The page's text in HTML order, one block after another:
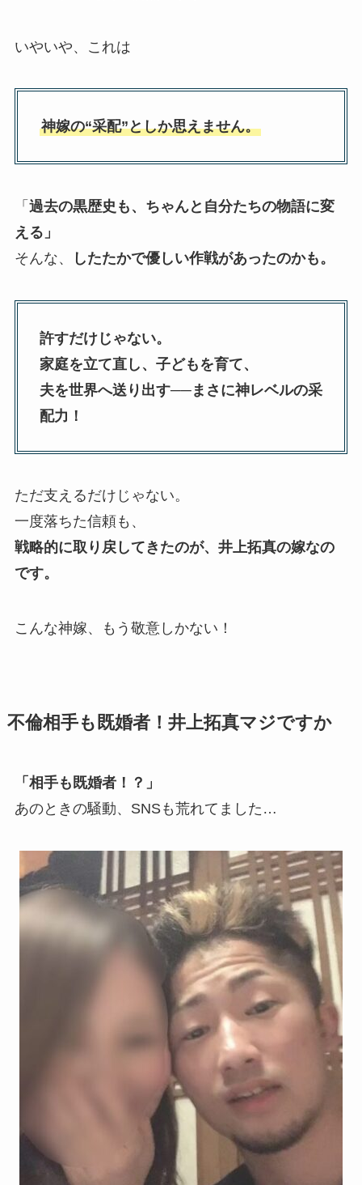
いやいや、これは
神嫁の“采配”としか思えません。
「 過去の黒歴史も、ちゃんと自分たちの物語に変
える」
そんな、
したたかで優しい作戦があったのかも。
許すだけじゃない。
家庭を立て直し、子どもを育て、
夫を世界へ送り出す──まさに神レベルの采
配力！
ただ支えるだけじゃない。
一度落ちた信頼も、
戦略的に取り戻してきたのが、井上拓真の嫁なの
です。
こんな神嫁、もう敬意しかない！
不倫相手も既婚者！井上拓真マジですか
「相手も既婚者！？」
あのときの騒動、SNSも荒れてました…